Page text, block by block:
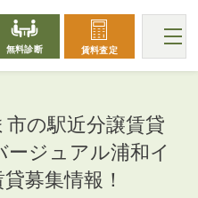
無料診断 賃料査定
の駅近分譲賃貸
ジュアル浦和イ
募集情報！